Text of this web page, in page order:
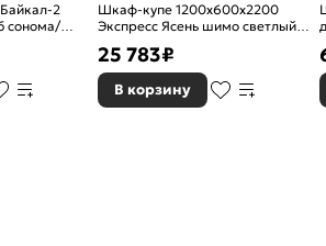
2
сонома/
Шкаф-купе 1200x600x2200
Экспресс Ясень шимо светлый
25 783₽
В корзину